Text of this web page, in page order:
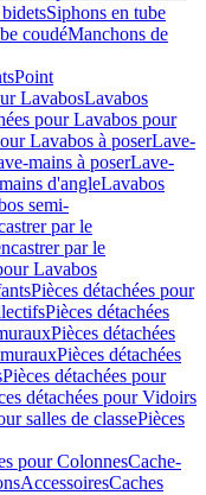
Siphons en tube
coudéManchons de
Point
LavabosLavabos
pour Lavabos pour
Lavabos à poserLave-
mains à poserLave-
d'angleLavabos
semi-
par le
par le
Lavabos
Pièces détachées pour
Pièces détachées
Pièces détachées
Pièces détachées
Pièces détachées pour
détachées pour Vidoirs
salles de classePièces
pour ColonnesCache-
AccessoiresCaches